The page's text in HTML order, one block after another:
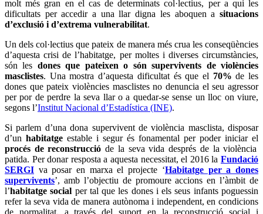
molt més gran en el cas de determinats col·lectius, per a qui les
dificultats per accedir a una llar digna les aboquen a situacions
d’exclusió i d’extrema vulnerabilitat.
Un dels col·lectius que pateix de manera més crua les conseqüències
d’aquesta crisi de l’habitatge, per moltes i diverses circumstàncies,
són les dones que pateixen o són supervivents de violències
masclistes. Una mostra d’aquesta dificultat és que el 70% de les
dones que pateix violències masclistes no denuncia el seu agressor
per por de perdre la seva llar o a quedar-se sense un lloc on viure,
segons l’Institut Nacional d’Estadística (INE).
Si parlem d’una dona supervivent de violència masclista, disposar
d’un habitatge estable i segur és fonamental per poder iniciar el
procés de reconstrucció de la seva vida després de la violència
patida. Per donar resposta a aquesta necessitat, el 2016 la Fundació
SERGI va posar en marxa el projecte ‘Habitatge per a dones
supervivents’, amb l’objectiu de promoure accions en l’àmbit de
l’habitatge social per tal que les dones i els seus infants poguessin
refer la seva vida de manera autònoma i independent, en condicions
de normalitat, a través del suport en la reconstrucció social i